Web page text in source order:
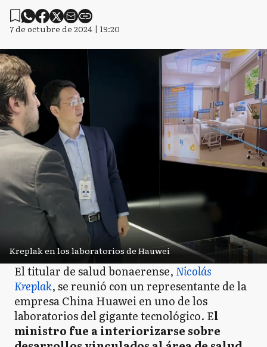
7 de octubre de 2024 | 19:20
Kreplak en los laboratorios de Hauwei
El titular de salud bonaerense, Nicolás
Kreplak, se reunió con un representante de la
empresa China Huawei en uno de los
laboratorios del gigante tecnológico. El
ministro fue a interiorizarse sobre